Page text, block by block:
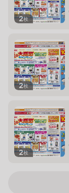
2枚
2枚
2枚